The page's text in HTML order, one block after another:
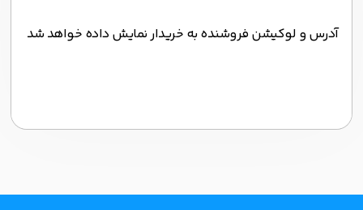
آدرس و لوکیشن فروشنده به خریدار نمایش داده خواهد شد